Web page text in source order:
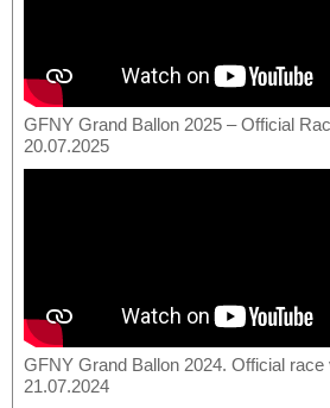
GFNY Grand Ballon 2025 – Official
20.07.2025
GFNY Grand Ballon 2024. Official race
21.07.2024